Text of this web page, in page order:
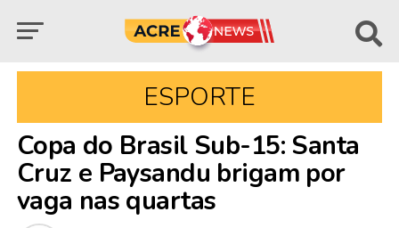
ESPORTE
Copa do Brasil Sub-15: Santa
Cruz e Paysandu brigam por
vaga nas quartas